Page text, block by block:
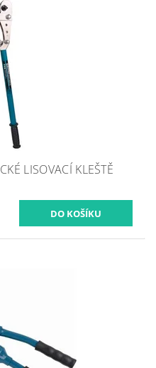
LISOVACÍ KLEŠTĚ